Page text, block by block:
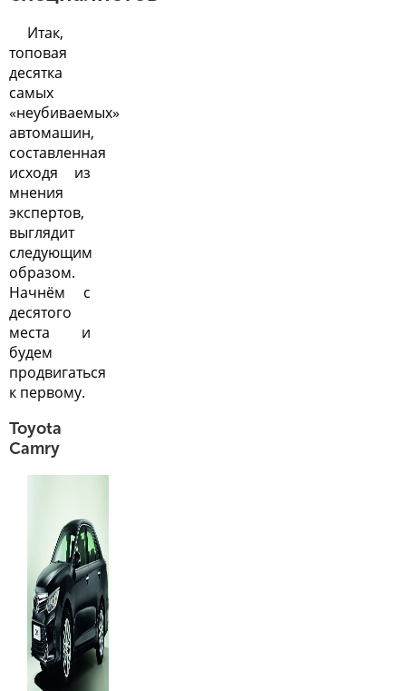
Итак,
топовая
десятка
самых
«неубиваемых»
автомашин,
составленная
исходя из
мнения
экспертов,
выглядит
следующим
образом.
Начнём с
десятого
места и
будем
продвигаться
к первому.
Toyota
Camry